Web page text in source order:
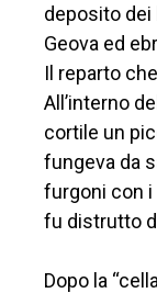
deposito dei
Geova ed
Il reparto
All’interno
cortile un
fungeva da
furgoni con i
fu distrutto
Dopo la